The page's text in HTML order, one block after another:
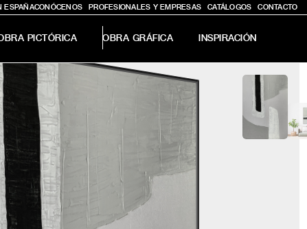
ESPAÑACONÓCENOS PROFESIONALES Y EMPRESAS CATÁLOGOS CONTACTO
PICTÓRICA OBRA GRÁFICA INSPIRACIÓN